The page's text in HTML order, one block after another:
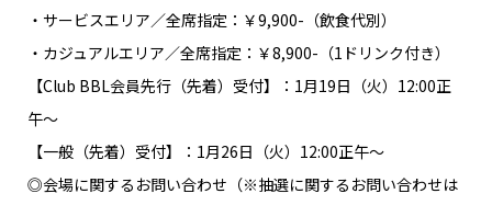
・サービスエリア／全席指定：￥9,900-（飲食代別）
・カジュアルエリア／全席指定：￥8,900-（1ドリンク付き）
【Club BBL会員先行（先着）受付】：1月19日（火）12:00正
午〜
【一般（先着）受付】： 1月26日（火） 12:00正午～
◎会場に関するお問い合わせ（※抽選に関するお問い合わせは